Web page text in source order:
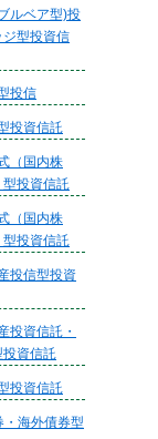
ルベア型)投
ジ型投資信
投信
投資信託
（国内株
投資信託
（国内株
投資信託
投信型投資
投資信託・
投資信託
投資信託
・海外債券型